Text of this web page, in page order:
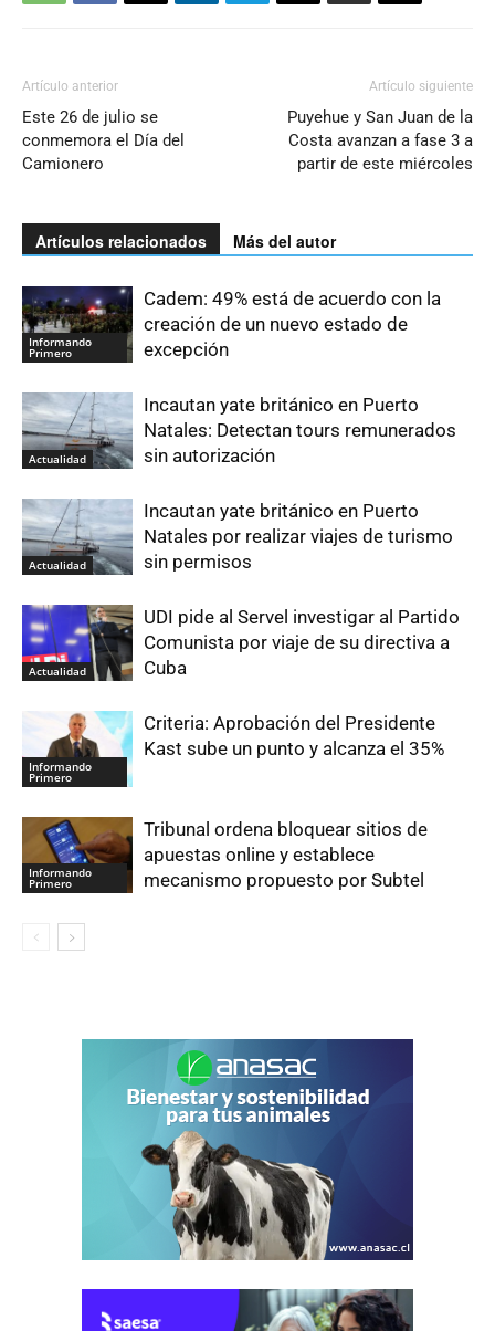
Artículo anterior
Este 26 de julio se
conmemora el Día del
Camionero
Artículo siguiente
Puyehue y San Juan de la
Costa avanzan a fase 3 a
partir de este miércoles
Artículos relacionados Más del autor
Informando
Primero
Cadem: 49% está de acuerdo con la
creación de un nuevo estado de
excepción
Actualidad
Incautan yate británico en Puerto
Natales: Detectan tours remunerados
sin autorización
Actualidad
Incautan yate británico en Puerto
Natales por realizar viajes de turismo
sin permisos
Actualidad
UDI pide al Servel investigar al Partido
Comunista por viaje de su directiva a
Cuba
Informando
Primero
Criteria: Aprobación del Presidente
Kast sube un punto y alcanza el 35%
Informando
Primero
Tribunal ordena bloquear sitios de
apuestas online y establece
mecanismo propuesto por Subtel